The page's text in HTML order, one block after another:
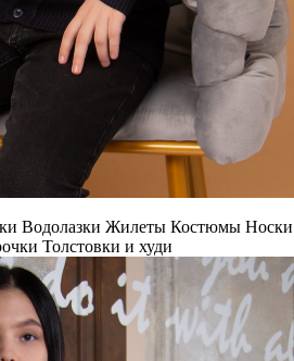
Водолазки Жилеты Костюмы Носки
Толстовки и худи